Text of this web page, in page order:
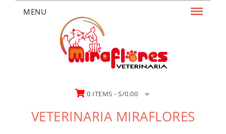
MENU
0 ITEMS -S/0.00
VETERINARIA MIRAFLORES